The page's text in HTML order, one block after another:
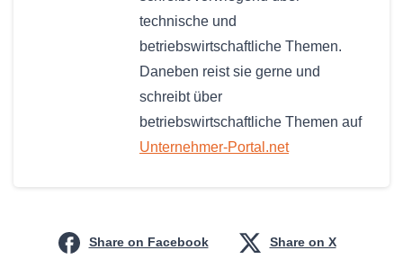
technische und
betriebswirtschaftliche Themen.
Daneben reist sie gerne und
schreibt über
betriebswirtschaftliche Themen auf
Unternehmer-Portal.net
Share on Facebook Share on X